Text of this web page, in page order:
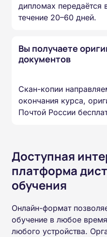
дипломах передаётся
течение 20–60 дней.
Вы получаете
документов
Скан-копии
окончания курса,
Почтой России
Доступная
платформа
обучения
Онлайн-формат
обучение в любое
любого устройства.